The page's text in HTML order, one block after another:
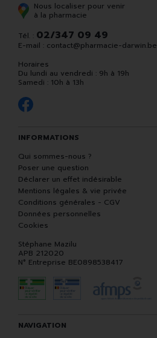
Nous localiser pour venir
à la pharmacie
Tél. : 02/347 09 49
E-mail : contact@pharmacie-darwin.be
Horaires
Du lundi au vendredi : 9h à 19h
Samedi : 10h à 13h
INFORMATIONS
Qui sommes-nous ?
Poser une question
Déclarer un effet indésirable
Mentions légales & vie privée
Conditions générales - CGV
Données personnelles
Cookies
Stéphane Mazilu
APB 212020
N° Entreprise BE0898538417
NAVIGATION